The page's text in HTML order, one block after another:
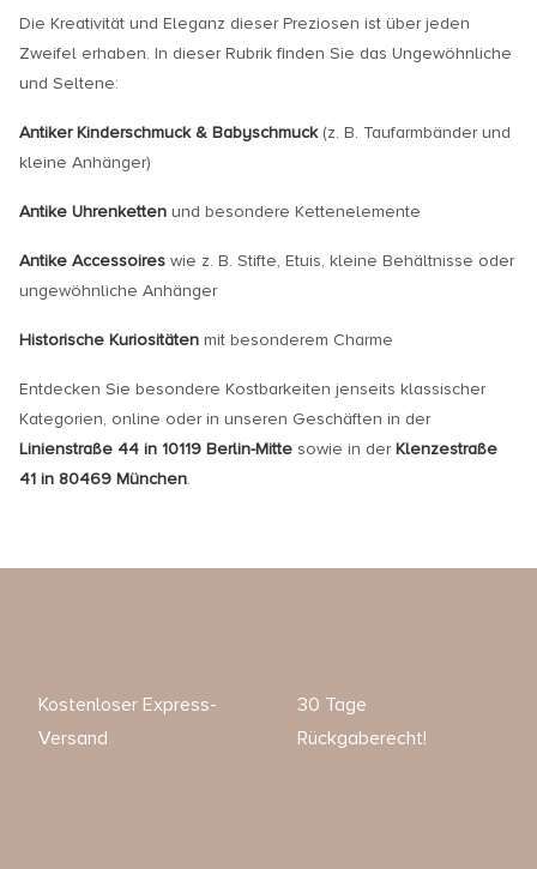
Die Kreativität und Eleganz dieser Preziosen ist über jeden
Zweifel erhaben. In dieser Rubrik finden Sie das Ungewöhnliche
und Seltene:
Antiker Kinderschmuck & Babyschmuck(z. B. Taufarmbänder und
kleine Anhänger)
Antike Uhrenketten und besondere Kettenelemente
Antike Accessoires wie z. B. Stifte, Etuis, kleine Behältnisse oder
ungewöhnliche Anhänger
Historische Kuriositäten mit besonderem Charme
Entdecken Sie besondere Kostbarkeiten jenseits klassischer
Kategorien, online oder in unseren Geschäften in der
Linienstraße 44 in 10119 Berlin-Mitte sowie in derKlenzestraße
41 in 80469 München.
Kostenloser Express-
Versand
30 Tage
Rückgaberecht!